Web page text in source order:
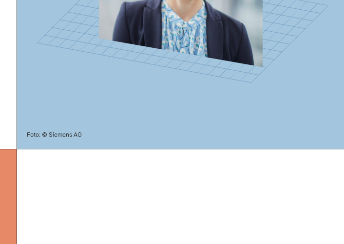
Foto: © Siemens AG